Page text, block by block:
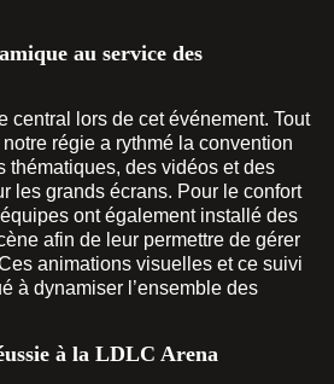
au service des
central lors de cet événement. Tout
régie a rythmé la convention
thématiques, des vidéos et des
les grands écrans. Pour le confort
ont également installé des
afin de leur permettre de gérer
animations visuelles et ce suivi
à dynamiser l’ensemble des
à la LDLC Arena